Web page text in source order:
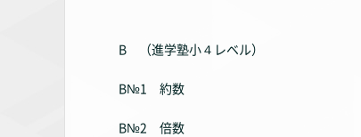
B （進学塾小４レベル）
B№1 約数
B№2 倍数